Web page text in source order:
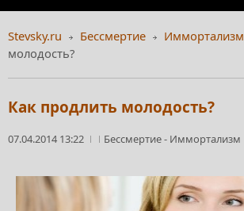
Stevsky.ru Бессмертие Иммортализм
молодость?
Как продлить молодость?
07.04.2014 13:22 Бессмертие- Иммортализм